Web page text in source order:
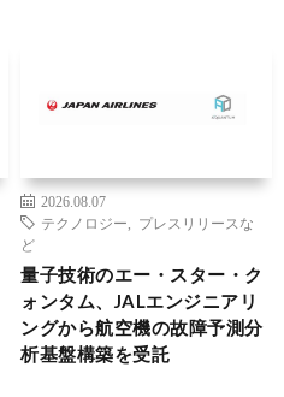
2026.08.07
テクノロジー
プレスリリースな
ど
量子技術のエー・スター・ク
ォンタム、JALエンジニアリ
ングから航空機の故障予測分
析基盤構築を受託